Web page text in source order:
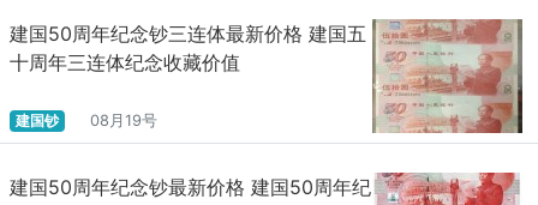
建国50周年纪念钞三连体最新价格 建国五
十周年三连体纪念收藏价值
建国钞 08月19号
建国50周年纪念钞最新价格 建国50周年纪